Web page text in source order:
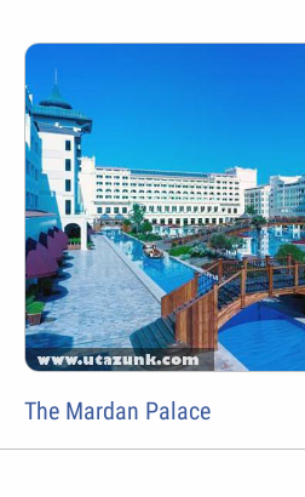
The Mardan Palace